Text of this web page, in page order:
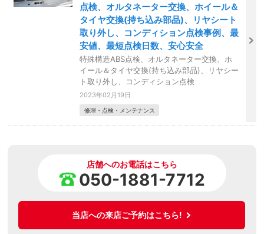
点検、オルタネーター交換、ホイール＆
タイヤ交換(持ち込み部品)、リヤシート
取り外し、コンディション点検事例、最
安値、最短点検日数、安心安全
特殊構造ABS点検、オルタネーター交換、ホ
イール＆タイヤ交換(持ち込み部品)、リヤシー
ト取り外し、コンディション点検
2023年02月19日
修理・点検・メンテナンス
店舗へのお電話はこちら
050-1881-7712
当店への来店ご予約はこちら!